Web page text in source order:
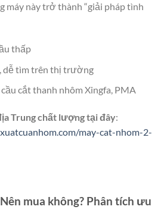
máy này trở thành “giải pháp tình
thấp
dễ tìm trên thị trường
cắt thanh nhôm Xingfa, PMA
Trung chất lượng tại đây:
may-cat-nhom-2-
mua không? Phân tích ưu